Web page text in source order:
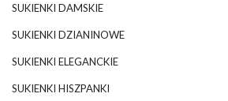
SUKIENKI DAMSKIE
SUKIENKI DZIANINOWE
SUKIENKI ELEGANCKIE
SUKIENKI HISZPANKI